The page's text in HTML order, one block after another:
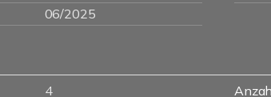
06/2025
4